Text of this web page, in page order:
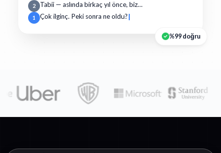
2 Tabii — aslında birkaç yıl önce, biz…
1 Çok ilginç. Peki sonra ne oldu?
%99 doğru